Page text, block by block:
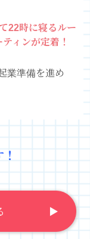
22時に寝るルー
ィンが定着！
業準備を進め